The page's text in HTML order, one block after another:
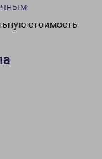
стоимость